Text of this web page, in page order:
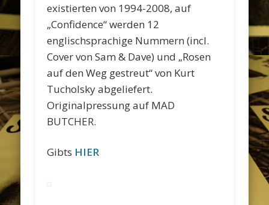
existierten von 1994-2008, auf
„Confidence“ werden 12
englischsprachige Nummern (incl.
Cover von Sam & Dave) und „Rosen
auf den Weg gestreut“ von Kurt
Tucholsky abgeliefert.
Originalpressung auf MAD
BUTCHER.
Gibts HIER